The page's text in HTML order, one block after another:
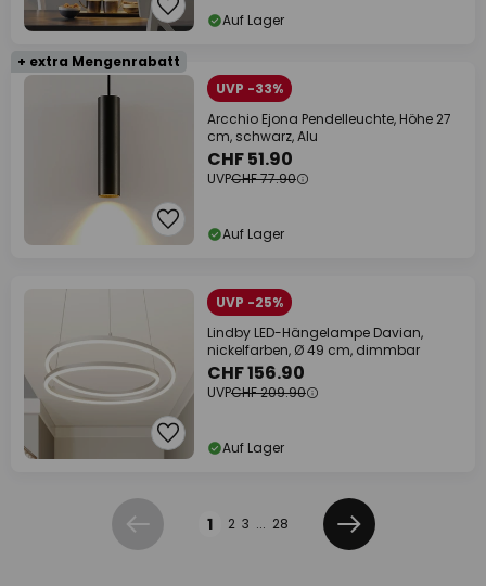
Auf Lager
+ extra Mengenrabatt
UVP -33%
Arcchio Ejona Pendelleuchte, Höhe 27
cm, schwarz, Alu
CHF 51.90
UVPCHF 77.90
Auf Lager
UVP -25%
Lindby LED-Hängelampe Davian,
nickelfarben, Ø 49 cm, dimmbar
CHF 156.90
UVPCHF 209.90
Auf Lager
Zurück 1 2 3 ... 28
Weiter